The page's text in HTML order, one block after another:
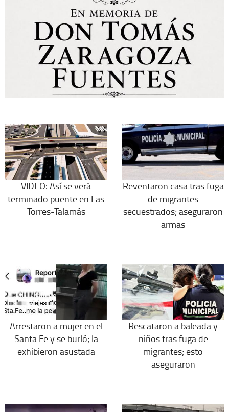
VIDEO: Así se verá
terminado puente en Las
Torres-Talamás
Reventaron casa tras fuga
de migrantes
secuestrados; aseguraron
armas
Arrestaron a mujer en el
Santa Fe y se burló; la
exhibieron asustada
Rescataron a baleada y
niños tras fuga de
migrantes; esto
aseguraron